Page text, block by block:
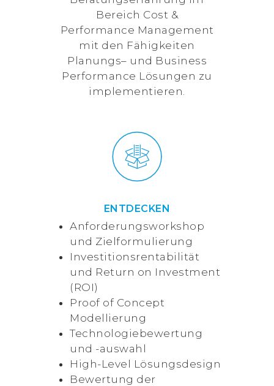
Bereich Cost &
Performance Management
mit den Fähigkeiten
Planungs– und Business
Performance Lösungen zu
implementieren.
ENTDECKEN
Anforderungsworkshop
und Zielformulierung
Investitionsrentabilität
und Return on Investment
(ROI)
Proof of Concept
Modellierung
Technologiebewertung
und -auswahl
High-Level Lösungsdesign
Bewertung der